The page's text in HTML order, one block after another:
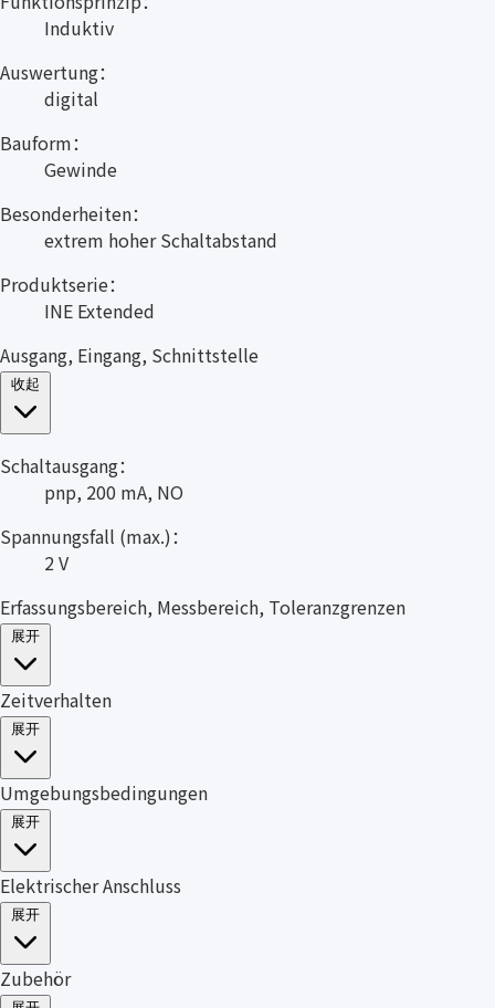
Induktiv
Auswertung：
digital
Bauform：
Gewinde
Besonderheiten：
extrem hoher Schaltabstand
Produktserie：
INE Extended
Ausgang, Eingang, Schnittstelle
Schaltausgang：
pnp, 200 mA, NO
Spannungsfall (max.)：
2 V
Erfassungsbereich, Messbereich, Toleranzgrenzen
Zeitverhalten
Umgebungsbedingungen
Elektrischer Anschluss
Zubehör